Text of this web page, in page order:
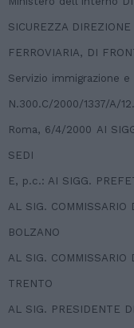
SICUREZZA
FERROVIARIA, DI
Servizio immigrazione
N.300.C/2000/1337/A/
Roma, 6/4/2000 AI
SEDI
E, p.c.: AI SIGG.
AL SIG. COMMISSARIO
BOLZANO
AL SIG. COMMISSARIO
TRENTO
AL SIG. PRESIDENTE